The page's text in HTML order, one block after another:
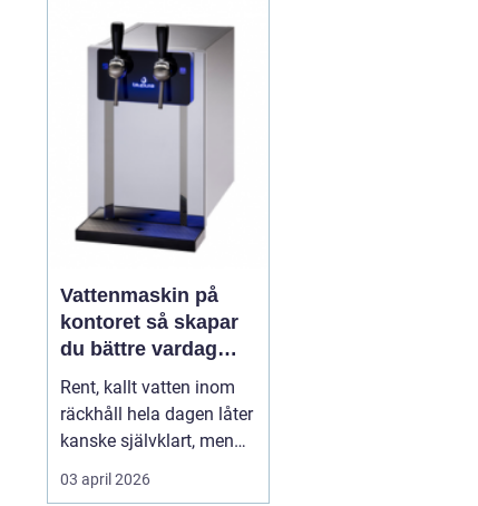
digitaliseringen av musik
har dessa analoga
medier behållit sin plats i
många musikälskares
Vattenmaskin på
kontoret så skapar
du bättre vardag
med friskt vatten
Rent, kallt vatten inom
räckhåll hela dagen låter
kanske självklart, men
många arbetsplatser
saknar en genomtänkt
03 april 2026